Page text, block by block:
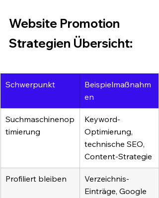
Website Promotion
Strategien Übersicht:
Schwerpunkt
Beispielmaßnahm
en
Suchmaschinenop
timierung
Keyword-
Optimierung,
technische SEO,
Content-Strategie
Profiliert bleiben
Verzeichnis-
Einträge, Google